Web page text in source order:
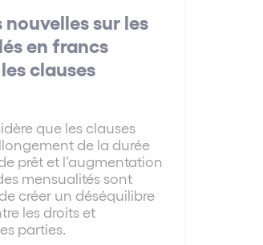
nouvelles sur les
en francs
clauses
que les clauses
de la durée
prêt et l’augmentation
mensualités sont
créer un déséquilibre
les droits et
parties.